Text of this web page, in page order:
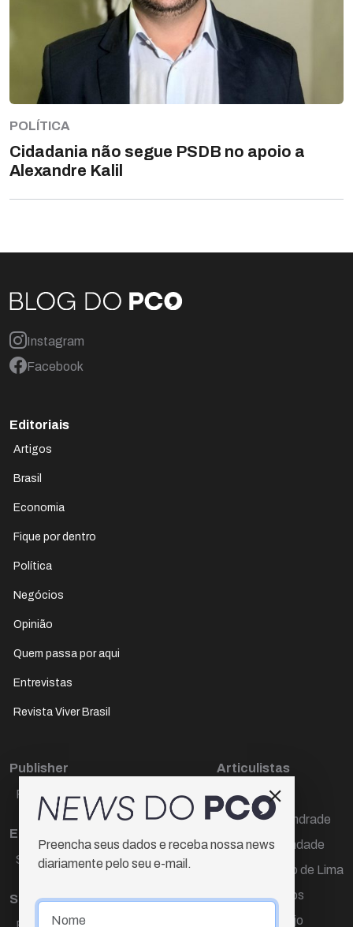
POLÍTICA
Cidadania não segue PSDB no apoio a
Alexandre Kalil
Instagram
Facebook
Editoriais
Artigos
Brasil
Economia
Fique por dentro
Política
Negócios
Opinião
Quem passa por aqui
Entrevistas
Revista Viver Brasil
Publisher
Paulo Cesar de Oliveira
Editora Chefe
Sueli Cotta
Sub-editora
Articulistas
Décio Freire
Dr Marcos Andrade
Hamilton Trindade
Igor Carvalho de Lima
Mario Campos
Renata Araújo
Preencha seus dados e receba nossa news
diariamente pelo seu e-mail.